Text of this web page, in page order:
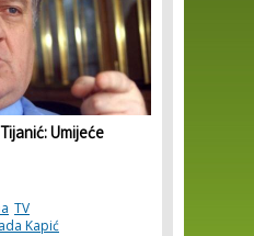
Umijeće
TV
Kapić